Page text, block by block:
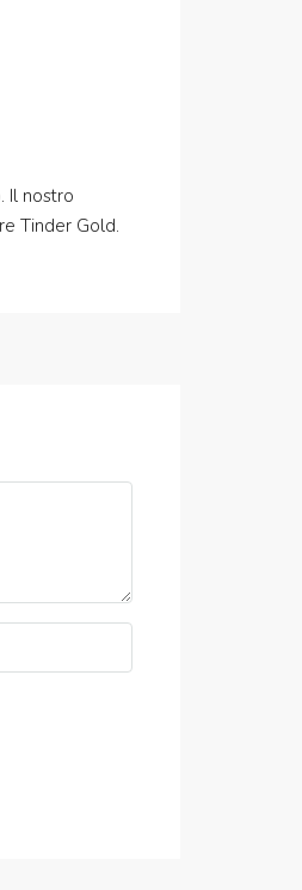
Il nostro
Tinder Gold.